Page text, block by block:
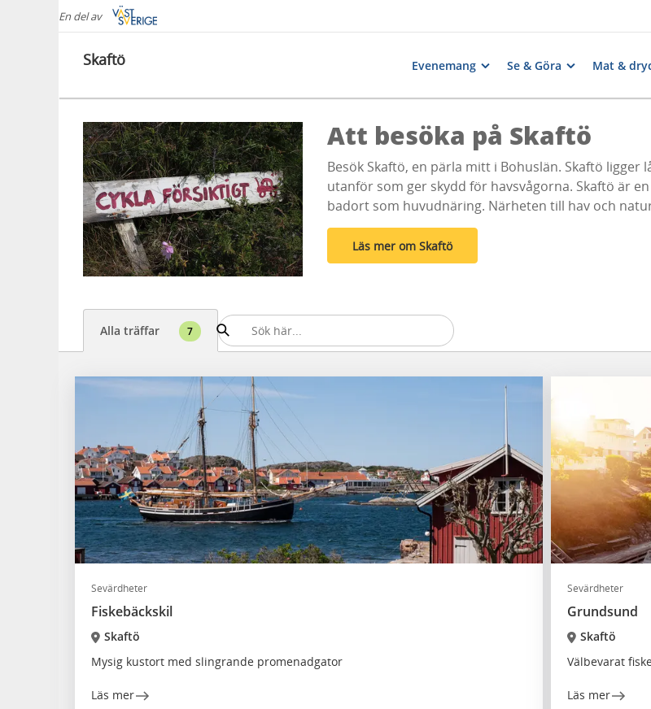
En del av
Skaftö Evenemang Se & Göra Mat &
Att besöka på Skaftö
Besök Skaftö, en pärla mitt i Bohuslän. Skaftö
utanför som ger skydd för havsvågorna. Skaftö är
badort som huvudnäring. Närheten till hav och
Läs mer om Skaftö
Alla träffar 7
Sevärdheter
Fiskebäckskil
Skaftö
Mysig kustort med slingrande promenadgator
Läs mer
Sevärdheter
Grundsund
Skaftö
Välbevarat
Läs mer